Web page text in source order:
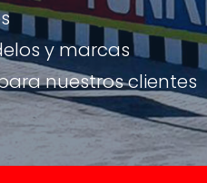
y marcas
nuestros clientes